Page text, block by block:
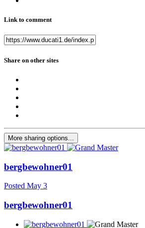
Link to comment
Share on other sites
More sharing options...
bergbewohner01
Posted May 3
bergbewohner01